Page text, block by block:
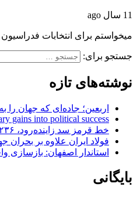
11 سال ago
میخواستم برای انتخابات
جستجو برای:
نوشته‌های تازه
اربعین؛ جاده‌ای که جهان را
gains into political success
خط قرمز سد زاینده‌رود، ۲۳۶ میلیون مترمکعب است
فولاد ایران علاوه بر
استاندار اصفهان: بازسازی
بایگانی